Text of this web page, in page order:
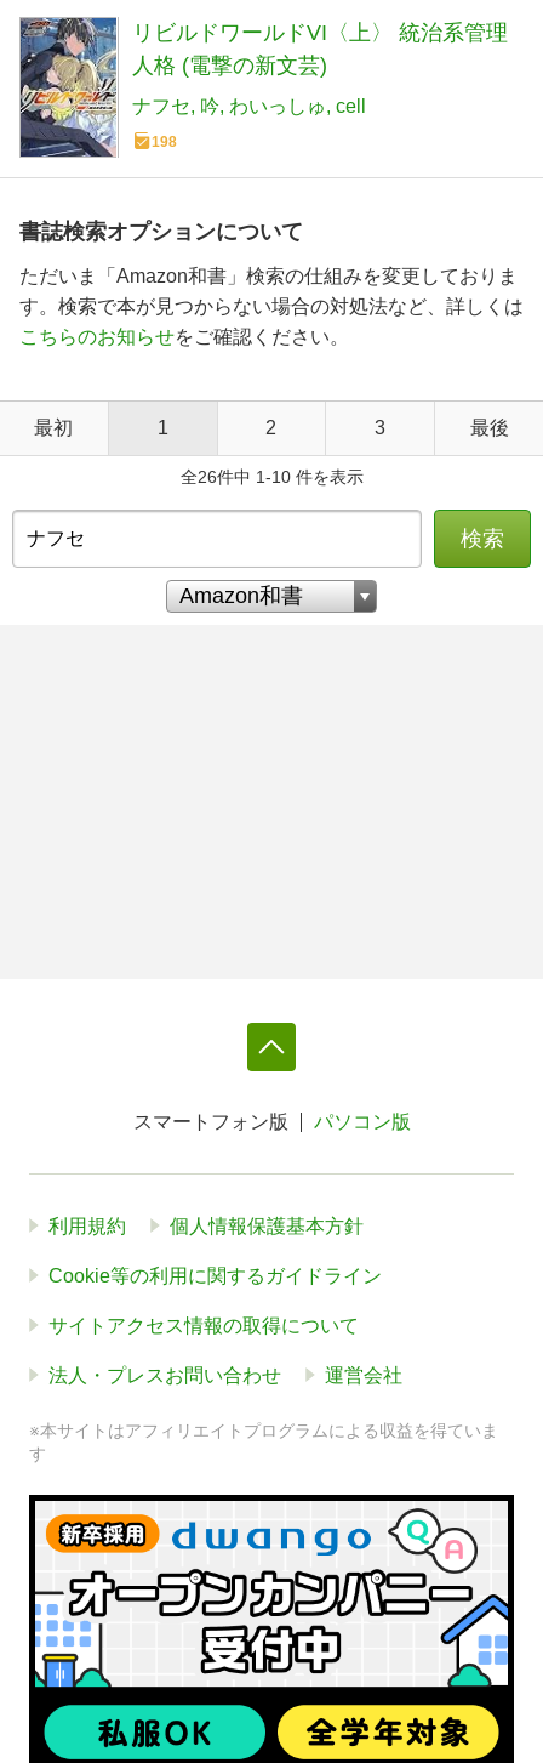
リビルドワールドVI〈上〉 統治系管理
人格 (電撃の新文芸)
ナフセ 吟 わいっしゅ cell
198
書誌検索オプションについて
ただいま「Amazon和書」検索の仕組みを変更しておりま
す。検索で本が見つからない場合の対処法など、詳しくは
こちらのお知らせをご確認ください。
最初 1 2 3 最後
全26件中 1-10 件を表示
検索
スマートフォン版 パソコン版
利用規約 個人情報保護基本方針
Cookie等の利用に関するガイドライン
サイトアクセス情報の取得について
法人・プレスお問い合わせ 運営会社
※本サイトはアフィリエイトプログラムによる収益を得ていま
す